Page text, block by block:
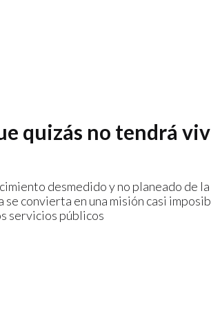
quizás no tendrá
desmedido y no planeado de la
convierta en una misión casi
servicios públicos